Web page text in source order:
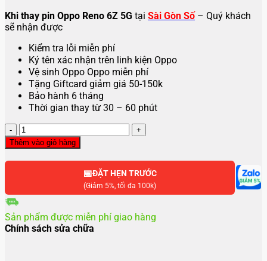
Khi thay pin Oppo Reno 6Z 5G tại Sài Gòn Số– Quý khách
sẽ nhận được
Kiểm tra lỗi miễn phí
Ký tên xác nhận trên linh kiện Oppo
Vệ sinh Oppo Oppo miễn phí
Tặng Giftcard giảm giá 50-150k
Bảo hành 6 tháng
Thời gian thay từ 30 – 60 phút
Thay
pin
Oppo
Reno6
số
Thêm vào giỏ hàng
📅ĐẶT HẸN TRƯỚC
(Giảm 5%, tối đa 100k)
Sản phẩm được miễn phí giao hàng
Chính sách sửa chữa